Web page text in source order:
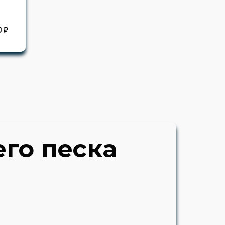
₽
песка